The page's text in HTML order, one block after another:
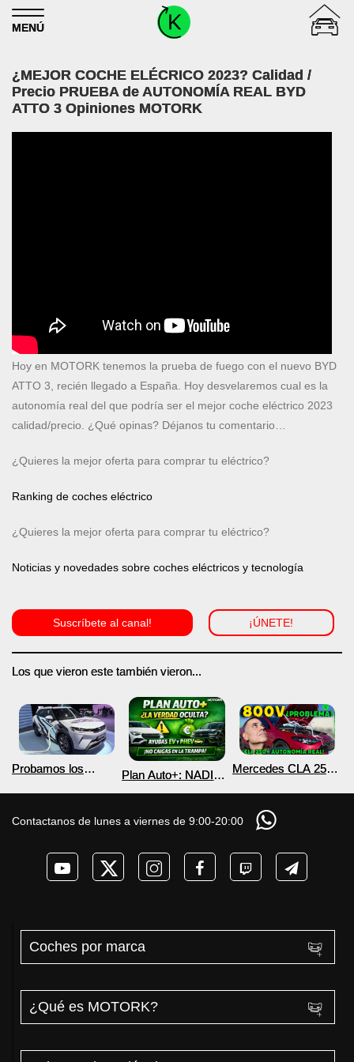
Skip to content
MENÚ
¿MEJOR COCHE ELÉCRICO 2023? Calidad /
Precio PRUEBA de AUTONOMÍA REAL BYD
ATTO 3 Opiniones MOTORK
Hoy en MOTORK tenemos la prueba de fuego con el nuevo BYD
ATTO 3, recién llegado a España. Hoy desvelaremos cual es la
autonomía real del que podría ser el mejor coche eléctrico 2023
calidad/precio. ¿Qué opinas? Déjanos tu comentario…
¿Quieres la mejor oferta para comprar tu eléctrico?
Ranking de coches eléctrico
¿Quieres la mejor oferta para comprar tu eléctrico?
Noticias y novedades sobre coches eléctricos y tecnología
Suscríbete al canal! ¡ÚNETE!
Los que vieron este también vieron...
Probamos los
DM-i y EV con más
Plan Auto+: NADIE
coches eléctricos y
PHEV 2026
Mercedes CLA 250+
COCHE que NO lo
necesita? PRUEBA
de AUTONOMÍA
Contactanos de lunes a viernes de 9:00-20:00
Coches por marca
¿Qué es MOTORK?